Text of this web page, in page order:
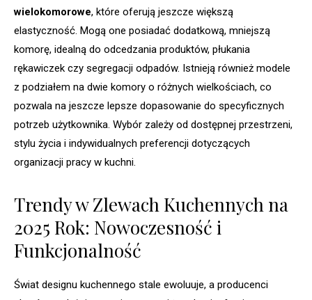
wielokomorowe, które oferują jeszcze większą
elastyczność. Mogą one posiadać dodatkową, mniejszą
komorę, idealną do odcedzania produktów, płukania
rękawiczek czy segregacji odpadów. Istnieją również modele
z podziałem na dwie komory o różnych wielkościach, co
pozwala na jeszcze lepsze dopasowanie do specyficznych
potrzeb użytkownika. Wybór zależy od dostępnej przestrzeni,
stylu życia i indywidualnych preferencji dotyczących
organizacji pracy w kuchni.
Trendy w Zlewach Kuchennych na
2025 Rok: Nowoczesność i
Funkcjonalność
Świat designu kuchennego stale ewoluuje, a producenci